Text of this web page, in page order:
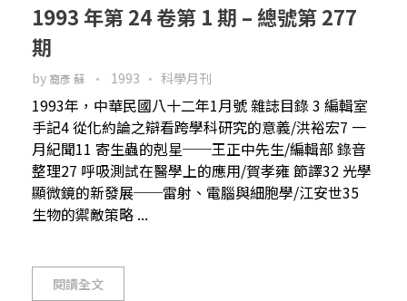
1993 年第 24 卷第 1 期 – 總號第 277
期
by 裔彥 蘇 1993 科學月刊
1993年，中華民國八十二年1月號 雜誌目錄 3 編輯室
手記4 從化約論之辯看跨學科研究的意義/洪裕宏7 一
月紀聞11 寄生蟲的剋星──王正中先生/編輯部 錄音
整理27 呼吸測試在醫學上的應用/賀孝雍 節譯32 光學
顯微鏡的新發展──雷射、電腦與細胞學/江安世35
生物的禦敵策略 ...
閱讀全文